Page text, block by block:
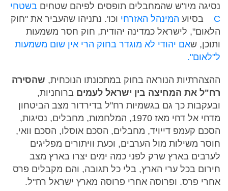
נסיגה מיו"ש שהמחבלים תופסים לפיהם שטחים בשטחי
C
בסיוע המינהל האזרחי וכו'. נתניהו שהעביר את "חוק
הלאום", לישראל כמדינה יהודית, חוק חסר משמעות
ותוכן, שאם יהודי לא מוגדר בחוק הרי אין שום משמעות
ל"לאום".
ההצהרתיות הנוראה בחוק במתכונתו הנוכחית, שהסירה
רח"ל את המחיצה בין ישראל לעמים ברוחניות,
ובעקבות כך גם בגשמיות רח"ל בדירדור מצב הביטחון
מדחי אל דחי מאז 1970, המלחמות, מחבלים, נסיגות,
הסכם קעמפ דייויד, מחבלים, הסכם אוסלו, הסכם וואי,
חוסר משילות מול הערבים, וכעת וויתורים מפליגים
לערבים בארץ שרק לפני כמה ימים יצרו בארץ מצב
חירום בכל ערי הארץ, בלי כל תגובה, והם מקבלים פרס
אחרי פרס. ופרוסה אחרי פרוסה מארץ ישראל רח"ל.